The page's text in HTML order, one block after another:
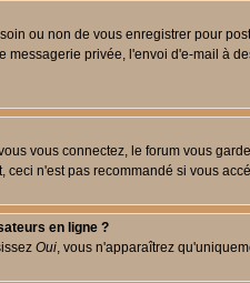
ou non de vous enregistrer pour
privée, l'envoi d'e-mail à
vous connectez, le forum vous
n'est pas recommandé si vous
en ligne ?
Oui, vous n'apparaîtrez